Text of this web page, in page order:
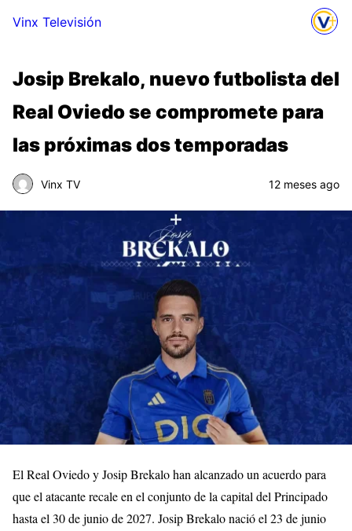
Vinx Televisión
Josip Brekalo, nuevo futbolista del
Real Oviedo se compromete para
las próximas dos temporadas
Vinx TV 12 meses ago
El Real Oviedo y Josip Brekalo han alcanzado un acuerdo para
que el atacante recale en el conjunto de la capital del Principado
hasta el 30 de junio de 2027. Josip Brekalo nació el 23 de junio